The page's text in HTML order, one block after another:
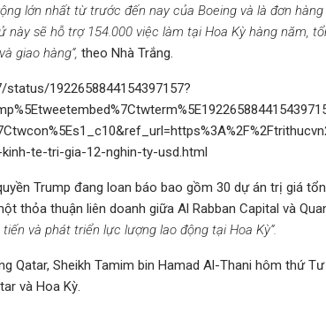
lớn nhất từ trước đến nay của Boeing và là đơn
này sẽ hỗ trợ 154.000 việc làm tại Hoa Kỳ hàng năm,
giao hàng“, theo Nhà Trắng.
1922658844154397157?
te-tri-gia-12-nghin-ty-usd.html
Trump đang loan báo bao gồm 30 dự án trị giá
thỏa thuận liên doanh giữa Al Rabban Capital và
và phát triển lực lượng lao động tại Hoa Kỳ“.
Qatar, Sheikh Tamim bin Hamad Al-Thani hôm thứ
và Hoa Kỳ.